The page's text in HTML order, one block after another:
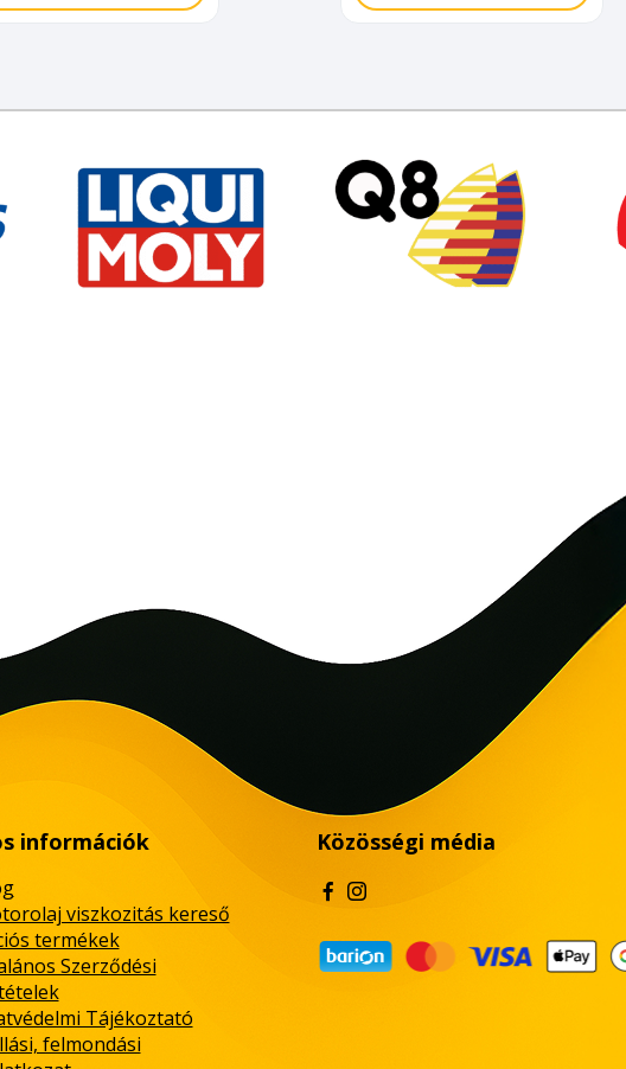
információk
viszkozitás kereső
termékek
Szerződési
Tájékoztató
felmondási
Közösségi média